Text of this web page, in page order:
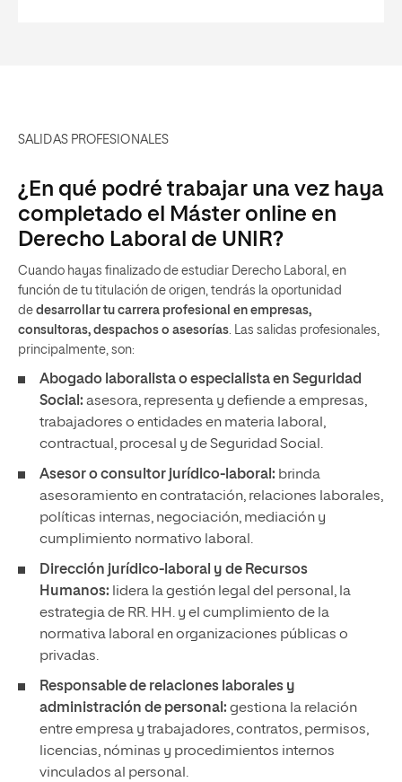
SALIDAS PROFESIONALES
¿En qué podré trabajar una vez haya
completado el Máster online en
Derecho Laboral de UNIR?
Cuando hayas finalizado de estudiar Derecho Laboral, en
función de tu titulación de origen, tendrás la oportunidad
de desarrollar tu carrera profesional en empresas,
consultoras, despachos o asesorías. Las salidas profesionales,
principalmente, son:
Abogado laboralista o especialista en Seguridad
Social: asesora, representa y defiende a empresas,
trabajadores o entidades en materia laboral,
contractual, procesal y de Seguridad Social.
Asesor o consultor jurídico-laboral: brinda
asesoramiento en contratación, relaciones laborales,
políticas internas, negociación, mediación y
cumplimiento normativo laboral.
Dirección jurídico-laboral y de Recursos
Humanos: lidera la gestión legal del personal, la
estrategia de RR. HH. y el cumplimiento de la
normativa laboral en organizaciones públicas o
privadas.
Responsable de relaciones laborales y
administración de personal: gestiona la relación
entre empresa y trabajadores, contratos, permisos,
licencias, nóminas y procedimientos internos
vinculados al personal.